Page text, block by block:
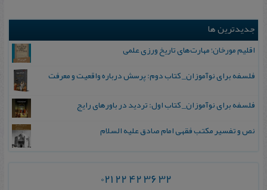
جدیدترین ها
اقلیم مورخان؛ مهارت‌های تاریخ ورزی علمی
فلسفه برای نوآموزان_ کتاب دوم: پرسش درباره واقعیت و معرفت
فلسفه برای نوآموزان_ کتاب اول: تردید در باورهای رایج
نص و تفسیر مکتب فقهی امام صادق علیه السلام
021 22 42 36 32